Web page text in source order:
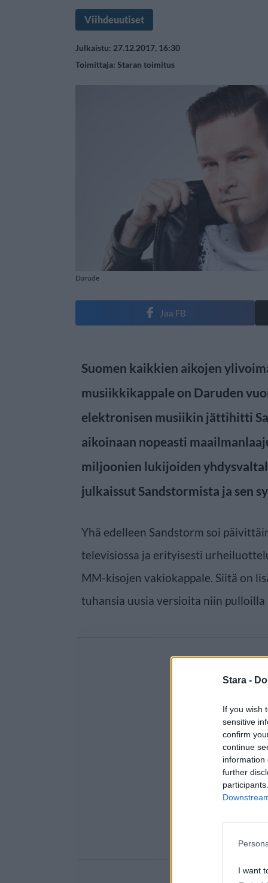
Stara -
If you wish
sensitive
confirm
continue
information
further
I want
Viihdeuutiset
Julkaistu: 27.12.2017, 16:30
Toimittaja: Staran toimitus
Darude
Jaa FB
Suomen kaikkien aikojen
musiikkikappale on Daruden
elektronisen musiikin jättihitti
aikoinaan nopeasti
miljoonien lukijoiden
julkaissut Sandstormista ja sen
Yhä edelleen Sandstorm soi
televisiossa ja erityisesti
MM-kisojen vakiokappale. Siitä on
tuhansia uusia versioita niin